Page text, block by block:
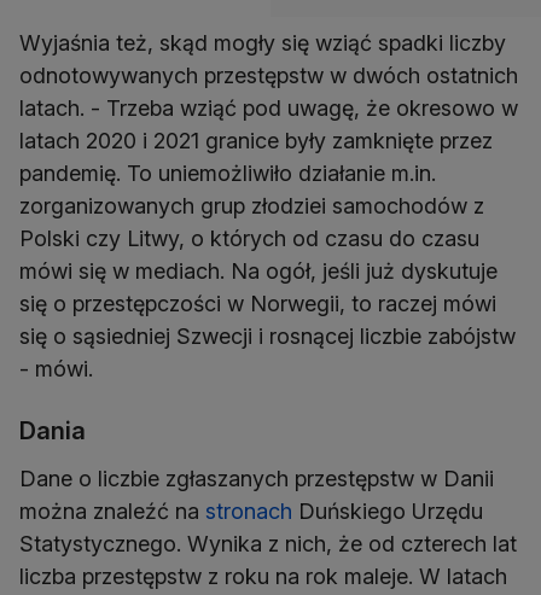
Wyjaśnia też, skąd mogły się wziąć spadki liczby
odnotowywanych przestępstw w dwóch ostatnich
latach. - Trzeba wziąć pod uwagę, że okresowo w
latach 2020 i 2021 granice były zamknięte przez
pandemię. To uniemożliwiło działanie m.in.
zorganizowanych grup złodziei samochodów z
Polski czy Litwy, o których od czasu do czasu
mówi się w mediach. Na ogół, jeśli już dyskutuje
się o przestępczości w Norwegii, to raczej mówi
się o sąsiedniej Szwecji i rosnącej liczbie zabójstw
- mówi.
Dania
Dane o liczbie zgłaszanych przestępstw w Danii
można znaleźć na stronach Duńskiego Urzędu
Statystycznego. Wynika z nich, że od czterech lat
liczba przestępstw z roku na rok maleje. W latach